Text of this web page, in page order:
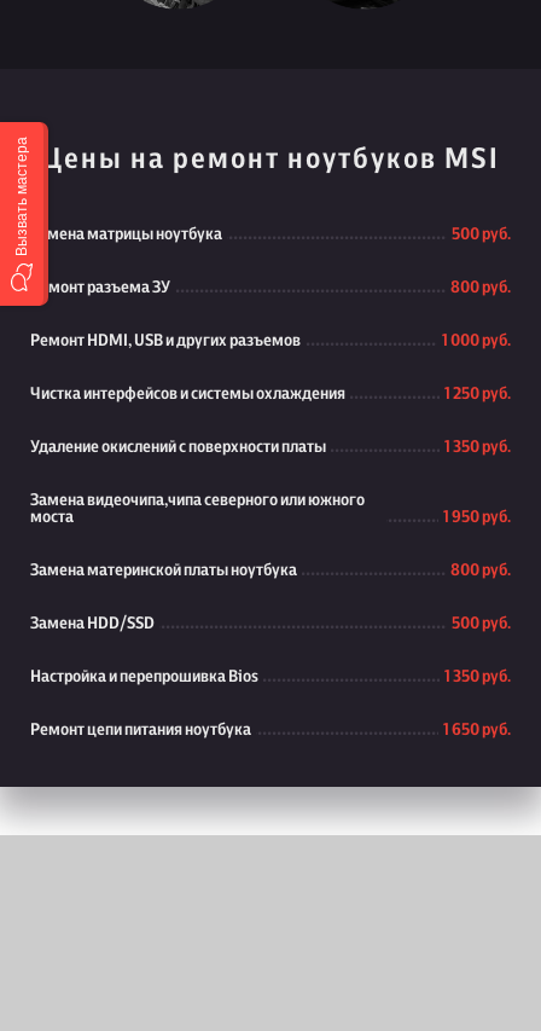
Цены на ремонт ноутбуков MSI
Замена матрицы ноутбука 500 руб.
Ремонт разъема ЗУ 800 руб.
Ремонт HDMI, USB и других разъемов 1 000 руб.
Чистка интерфейсов и системы охлаждения 1 250 руб.
Удаление окислений с поверхности платы 1 350 руб.
Замена видеочипа,чипа северного или южного
моста
1 950 руб.
Замена материнской платы ноутбука 800 руб.
Замена HDD/SSD 500 руб.
Настройка и перепрошивка Bios 1 350 руб.
Ремонт цепи питания ноутбука 1 650 руб.
Вызвать мастера